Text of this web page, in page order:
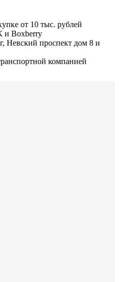
от 10 тыс. рублей
и Boxberry
Невский проспект дом 8 и
компанией